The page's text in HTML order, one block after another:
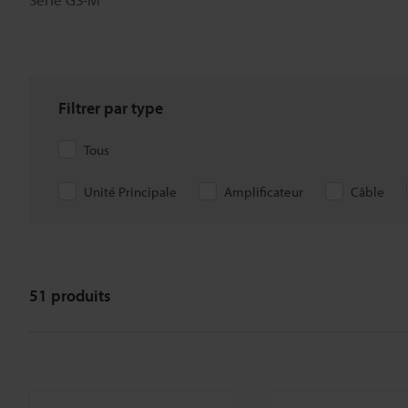
Filtrer par type
Tous
Unité Principale Amplificateur Câble
51 produits